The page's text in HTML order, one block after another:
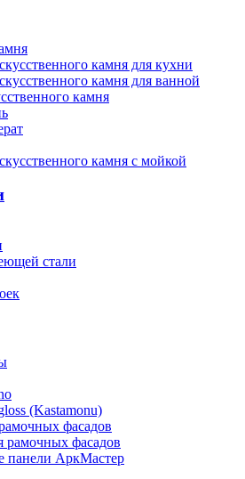
камня для кухни
камня для ванной
камня
камня с мойкой
стали
(Kastamonu)
фасадов
фасадов
панели АркМастер